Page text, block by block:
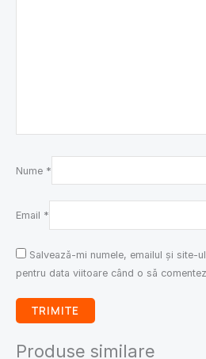
Nume *
Email *
Salvează-mi numele, emailul și site-
pentru data viitoare când o să
Produse similare